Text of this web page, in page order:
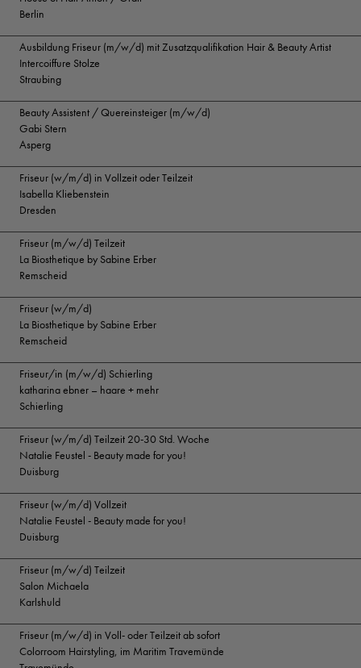
Berlin
Ausbildung Friseur (m/w/d) mit Zusatzqualifikation Hair & Beauty Artist
Intercoiffure Stolze
Straubing
Beauty Assistent / Quereinsteiger (m/w/d)
Gabi Stern
Asperg
Friseur (w/m/d) in Vollzeit oder Teilzeit
Isabella Kliebenstein
Dresden
Friseur (m/w/d) Teilzeit
La Biosthetique by Sabine Erber
Remscheid
Friseur (w/m/d)
La Biosthetique by Sabine Erber
Remscheid
Friseur/in (m/w/d) Schierling
katharina ebner – haare + mehr
Schierling
Friseur (w/m/d) Teilzeit 20-30 Std. Woche
Natalie Feustel - Beauty made for you!
Duisburg
Friseur (w/m/d) Vollzeit
Natalie Feustel - Beauty made for you!
Duisburg
Friseur (m/w/d) Teilzeit
Salon Michaela
Karlshuld
Friseur (m/w/d) in Voll- oder Teilzeit ab sofort
Colorroom Hairstyling, im Maritim Travemünde